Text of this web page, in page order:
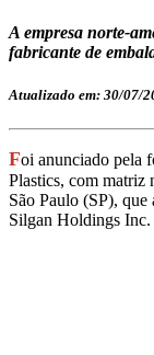
A empresa norte-
fabricante de
Atualizado em: 30/07/
Foi anunciado pela
Plastics, com matriz
São Paulo (SP), que
Silgan Holdings